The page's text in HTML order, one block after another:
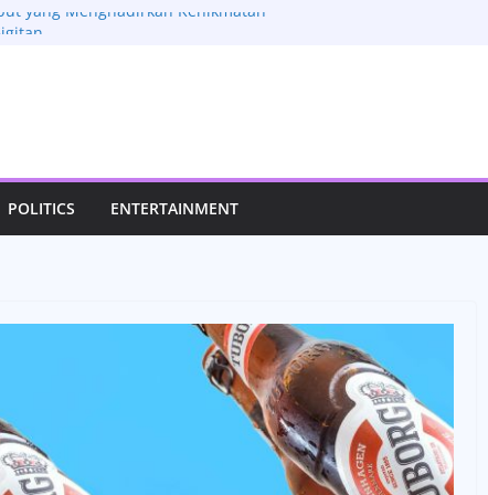
yang Menghadirkan Kenikmatan
Laksani Jadi Sorotan, Aktivitas
Pribadinya
Fitur Mobil Lama yang Masih
Manis yang Mengubah Momen
Lebih Istimewa
POLITICS ENTERTAINMENT